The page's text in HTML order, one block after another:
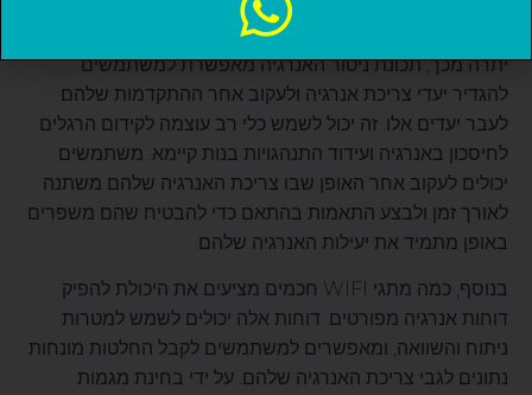
ולהחליט להחליפו בדגם חסכוני יותר באנרגיה.
יתרה מכך, תכונת ניטור האנרגיה מאפשרת למשתמשים
להגדיר יעדי צריכת אנרגיה ולעקוב אחר ההתקדמות שלהם
לעבר יעדים אלו. זה יכול לשמש כלי רב עוצמה לקידום הרגלים
לחיסכון באנרגיה ועידוד התנהגויות בנות קיימא. משתמשים
יכולים לעקוב אחר האופן שבו צריכת האנרגיה שלהם משתנה
לאורך זמן ולבצע התאמות בהתאם כדי להבטיח שהם משפרים
באופן מתמיד את יעילות האנרגיה שלהם.
בנוסף, כמה מתגי WIFI חכמים מציעים את היכולת להפיק
דוחות אנרגיה מפורטים. דוחות אלה יכולים לשמש למטרות
ניתוח והשוואה, ומאפשרים למשתמשים לקבל החלטות מונחות
נתונים לגבי צריכת האנרגיה שלהם. על ידי בחינת מגמות